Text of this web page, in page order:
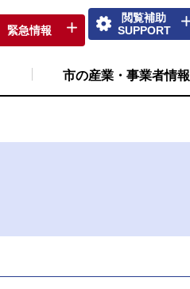
緊急情報
閲覧補助
SUPPORT
市の産業・事業者情報